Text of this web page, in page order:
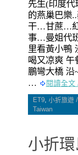
先生(印度
的燕巢巴
干…甘蔗…
事…曼姐代
里看黃小鴨
喝又凉爽
鵬彎大橋
…
閱讀全文
ET9, 小折旅遊
Taiwan
小折